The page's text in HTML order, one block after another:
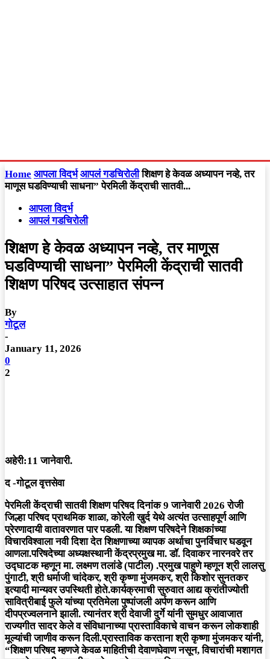
Home आपला विदर्भ आपलं गडचिरोली शिक्षण हे केवळ अध्यापन नव्हे, तर
माणूस घडविण्याची साधना” पेरमिली केंद्राची सातवी...
आपला विदर्भ
आपलं गडचिरोली
शिक्षण हे केवळ अध्यापन नव्हे, तर माणूस
घडविण्याची साधना” पेरमिली केंद्राची सातवी
शिक्षण परिषद उत्साहात संपन्न
By
गोटूल
-
January 11, 2026
0
2
अहेरी:11 जानेवारी.
द -गोटूल वृत्तसेवा
पेरमिली केंद्राची सातवी शिक्षण परिषद दिनांक 9 जानेवारी 2026 रोजी
जिल्हा परिषद प्राथमिक शाळा, कोरेली खुर्द येथे अत्यंत उत्साहपूर्ण आणि
प्रेरणादायी वातावरणात पार पडली. या शिक्षण परिषदेने शिक्षकांच्या
विचारविश्वाला नवी दिशा देत शिक्षणाच्या व्यापक अर्थाचा पुनर्विचार घडवून
आणला.परिषदेच्या अध्यक्षस्थानी केंद्रप्रमुख मा. डॉ. दिवाकर नारनवरे तर
उद्घाटक म्हणून मा. लक्ष्मण तलांडे (पाटील) .प्रमुख पाहुणे म्हणून श्री लालसु
पुंगाटी, श्री धर्माजी चांदेकर, श्री कृष्णा मुंजमकर, श्री किशोर सुनतकर
इत्यादी मान्यवर उपस्थिती होते.कार्यक्रमाची सुरुवात आद्य क्रांतीज्योती
सावित्रीबाई फुले यांच्या प्रतिमेला पुष्पांजली अर्पण करून आणि
दीपप्रज्वलनाने झाली. त्यानंतर श्री देवाजी दुर्गे यांनी सुमधुर आवाजात
राज्यगीत सादर केले व संविधानाच्या प्रास्ताविकाचे वाचन करून लोकशाही
मूल्यांची जाणीव करून दिली.प्रास्ताविक करताना श्री कृष्णा मुंजमकर यांनी,
“शिक्षण परिषद म्हणजे केवळ माहितीची देवाणघेवाण नसून, विचारांची मशागत